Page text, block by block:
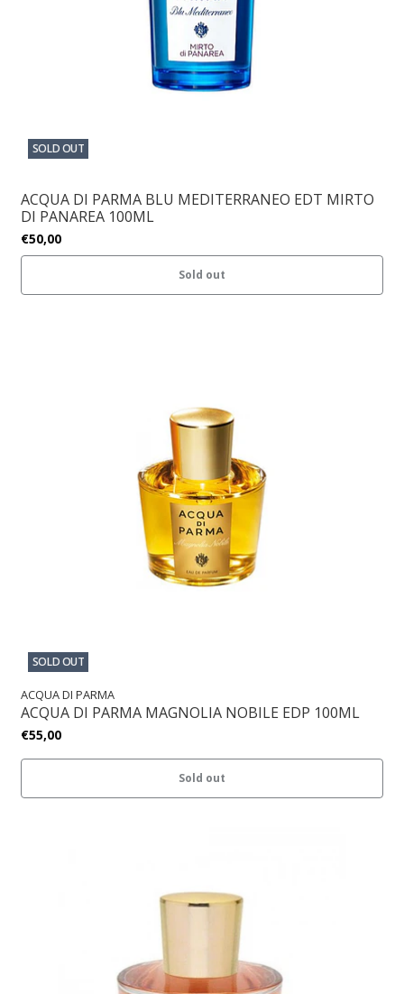
SOLD OUT
ACQUA DI PARMA BLU MEDITERRANEO EDT MIRTO
DI PANAREA 100ML
€50,00
Sold out
SOLD OUT
ACQUA DI PARMA
ACQUA DI PARMA MAGNOLIA NOBILE EDP 100ML
€55,00
Sold out